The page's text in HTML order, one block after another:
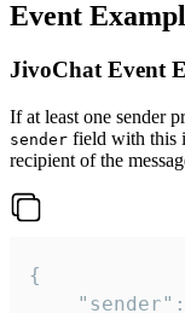
Event
JivoChat Event
If at least one sender
sender field with this
recipient of the
{